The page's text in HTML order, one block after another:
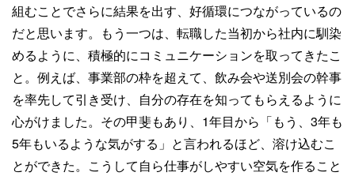
組むことでさらに結果を出す、好循環につながっているの
だと思います。もう一つは、転職した当初から社内に馴染
めるように、積極的にコミュニケーションを取ってきたこ
と。例えば、事業部の枠を超えて、飲み会や送別会の幹事
を率先して引き受け、自分の存在を知ってもらえるように
心がけました。その甲斐もあり、1年目から「もう、3年も
5年もいるような気がする」と言われるほど、溶け込むこ
とができた。こうして自ら仕事がしやすい空気を作ること